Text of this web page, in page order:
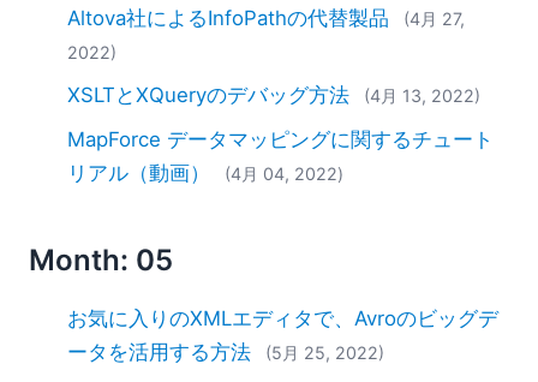
Altova社によるInfoPathの代替製品
(4月 27,
2022)
XSLTとXQueryのデバッグ方法 (4月 13, 2022)
MapForce データマッピングに関するチュート
リアル（動画）
(4月 04, 2022)
Month: 05
お気に入りのXMLエディタで、Avroのビッグデ
ータを活用する方法
(5月 25, 2022)